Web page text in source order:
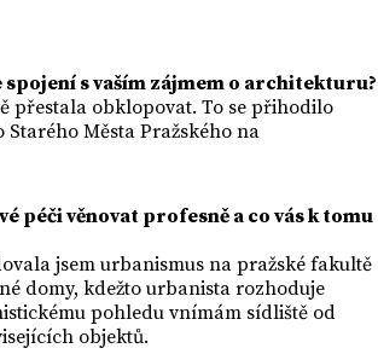
s vaším zájmem o architekturu?
přestala obklopovat. To se přihodilo
Města Pražského na
péči věnovat profesně a co vás k tomu
jsem urbanismus na pražské fakultě
domy, kdežto urbanista rozhoduje
pohledu vnímám sídliště od
objektů.